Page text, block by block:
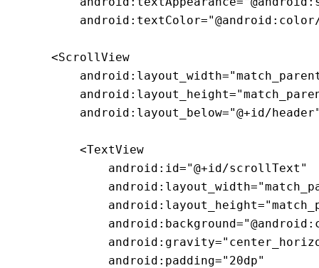
    <ScrollView
android:layout_below="@+id/
        <TextView
            android:id="@+id/scrollText"
            android:padding="20dp"